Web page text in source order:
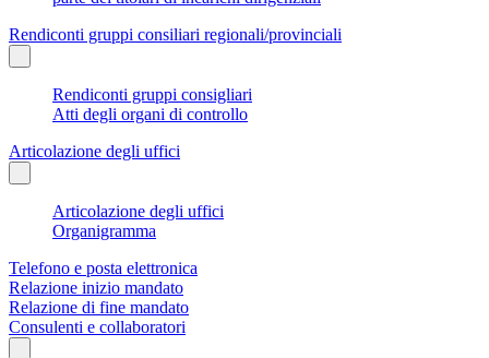
Rendiconti gruppi consiliari regionali/provinciali
Rendiconti gruppi consigliari
Atti degli organi di controllo
Articolazione degli uffici
Articolazione degli uffici
Organigramma
Telefono e posta elettronica
Relazione inizio mandato
Relazione di fine mandato
Consulenti e collaboratori